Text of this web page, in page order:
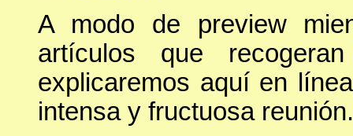
A modo de preview
artículos que
explicaremos aquí en
intensa y fructuosa reunión.